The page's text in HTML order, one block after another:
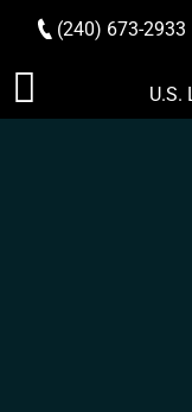
Saltar
(240) 673-2933
U.S.